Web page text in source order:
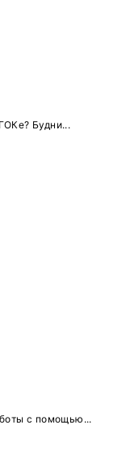
Будни...
с помощью...